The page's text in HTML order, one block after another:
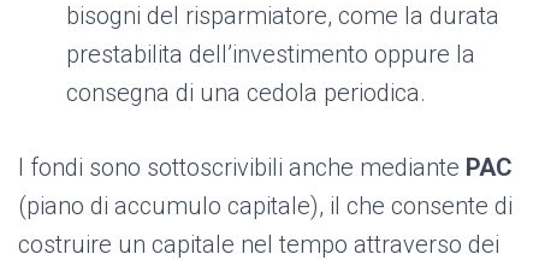
bisogni del risparmiatore, come la durata
prestabilita dell’investimento oppure la
consegna di una cedola periodica.
I fondi sono sottoscrivibili anche mediante PAC
(piano di accumulo capitale), il che consente di
costruire un capitale nel tempo attraverso dei